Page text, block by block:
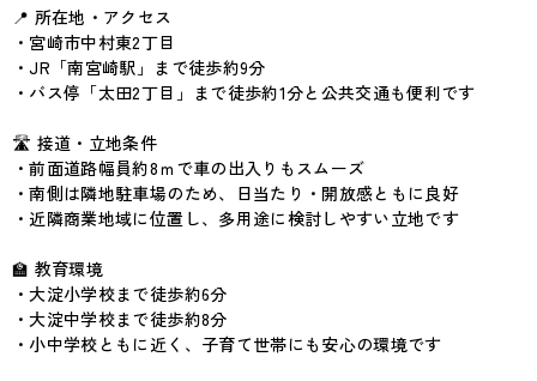
📍 所在地・アクセス
・宮崎市中村東2丁目
・JR「南宮崎駅」まで徒歩約9分
・バス停「太田2丁目」まで徒歩約1分と公共交通も便利です
🛣 接道・立地条件
・前面道路幅員約8ｍで車の出入りもスムーズ
・南側は隣地駐車場のため、日当たり・開放感ともに良好
・近隣商業地域に位置し、多用途に検討しやすい立地です
🏫 教育環境
・大淀小学校まで徒歩約6分
・大淀中学校まで徒歩約8分
・小中学校ともに近く、子育て世帯にも安心の環境です